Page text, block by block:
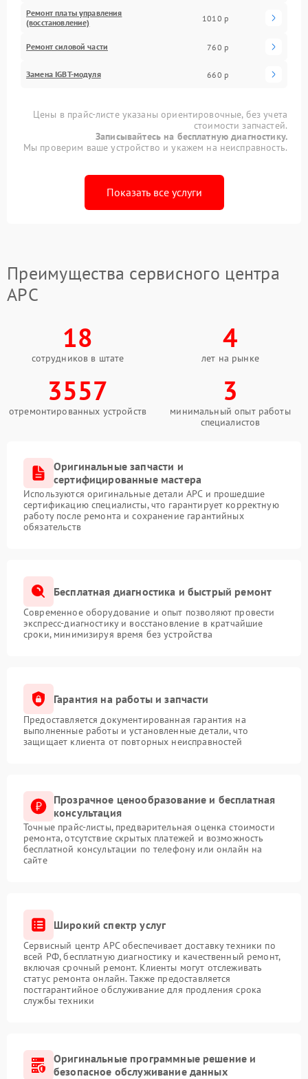
Ремонт платы управления
(восстановление)
1010 р
Ремонт силовой части 760 р
Замена IGBT-модуля 660 р
Цены в прайс-листе указаны ориентировочные, без учета
стоимости запчастей.
Записывайтесь на бесплатную диагностику.
Мы проверим ваше устройство и укажем на неисправность.
Показать все услуги
Преимущества сервисного центра
APC
18
сотрудников в штате
4
лет на рынке
3557
отремонтированных устройств
3
минимальный опыт работы
специалистов
Оригинальные запчасти и
сертифицированные мастера
Используются оригинальные детали APC и прошедшие
сертификацию специалисты, что гарантирует корректную
работу после ремонта и сохранение гарантийных
обязательств
Бесплатная диагностика и быстрый ремонт
Современное оборудование и опыт позволяют провести
экспресс-диагностику и восстановление в кратчайшие
сроки, минимизируя время без устройства
Гарантия на работы и запчасти
Предоставляется документированная гарантия на
выполненные работы и установленные детали, что
защищает клиента от повторных неисправностей
Прозрачное ценообразование и бесплатная
консультация
Точные прайс-листы, предварительная оценка стоимости
ремонта, отсутствие скрытых платежей и возможность
бесплатной консультации по телефону или онлайн на
сайте
Широкий спектр услуг
Сервисный центр APC обеспечивает доставку техники по
всей РФ, бесплатную диагностику и качественный ремонт,
включая срочный ремонт. Клиенты могут отслеживать
статус ремонта онлайн. Также предоставляется
постгарантийное обслуживание для продления срока
службы техники
Оригинальные программные решение и
безопасное обслуживание данных